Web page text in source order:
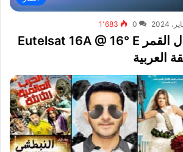
0 1٬683
اساسيات استقبال القمر Eutelsat 16A @ 16° E
العربية